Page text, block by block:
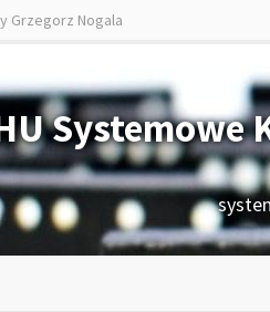
Grzegorz Nogala
Systemowe